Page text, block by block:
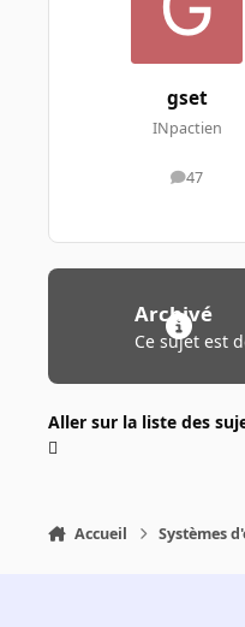
gset
INpactien
47
messages
Archivé
Ce sujet est
Aller sur la liste des
Accueil Systèmes